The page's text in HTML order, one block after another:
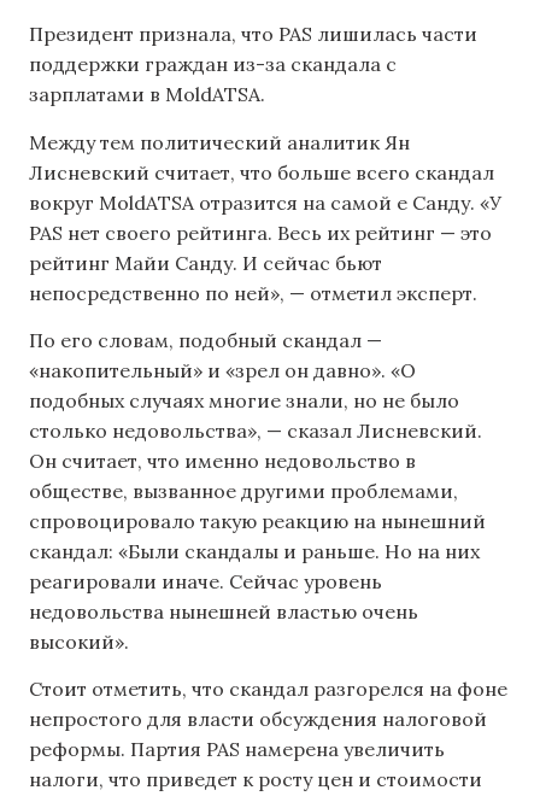
Президент признала, что PAS лишилась части
поддержки граждан из-за скандала с
зарплатами в MoldATSA.
Между тем политический аналитик Ян
Лисневский считает, что больше всего скандал
вокруг MoldATSA отразится на самой е Санду. «У
PAS нет своего рейтинга. Весь их рейтинг — это
рейтинг Майи Санду. И сейчас бьют
непосредственно по ней», — отметил эксперт.
По его словам, подобный скандал —
«накопительный» и «зрел он давно». «О
подобных случаях многие знали, но не было
столько недовольства», — сказал Лисневский.
Он считает, что именно недовольство в
обществе, вызванное другими проблемами,
спровоцировало такую реакцию на нынешний
скандал: «Были скандалы и раньше. Но на них
реагировали иначе. Сейчас уровень
недовольства нынешней властью очень
высокий».
Стоит отметить, что скандал разгорелся на фоне
непростого для власти обсуждения налоговой
реформы. Партия PAS намерена увеличить
налоги, что приведет к росту цен и стоимости